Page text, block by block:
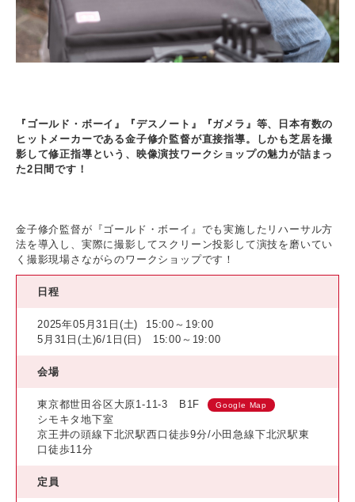
『ゴールド・ボーイ』『デスノート』『ガメラ』等、日本有数の
ヒットメーカーである金子修介監督が直接指導。しかも芝居を撮
影して修正指導という、映像演技ワークショップの魅力が詰まっ
た2日間です！
金子修介監督が『ゴールド・ボーイ』でも実施したリハーサル方
法を導入し、実際に撮影してスクリーン投影して演技を磨いてい
く撮影現場さながらのワークショップです！
日程
2025年05月31日(土)
15:00～19:00
5月31日(土)6/1日(日) 15:00～19:00
会場
東京都世田谷区大原1-11-3 B1F Google Map
シモキタ地下室
京王井の頭線下北沢駅西口徒歩9分/小田急線下北沢駅東
口徒歩11分
定員